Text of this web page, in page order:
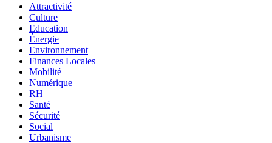
Attractivité
Culture
Education
Énergie
Environnement
Finances Locales
Mobilité
Numérique
RH
Santé
Sécurité
Social
Urbanisme